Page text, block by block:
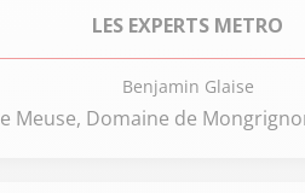
LES EXPERTS METRO
Benjamin Glaise
Meuse, Domaine de